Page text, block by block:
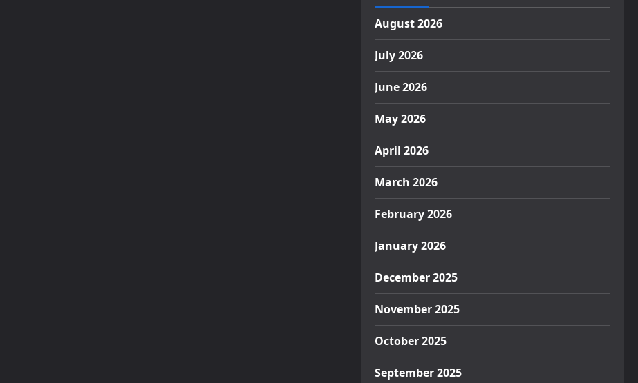
August 2026
July 2026
June 2026
May 2026
April 2026
March 2026
February 2026
January 2026
December 2025
November 2025
October 2025
September 2025